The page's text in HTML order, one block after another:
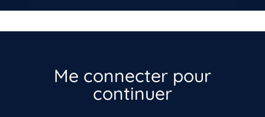
Me connecter pour
continuer